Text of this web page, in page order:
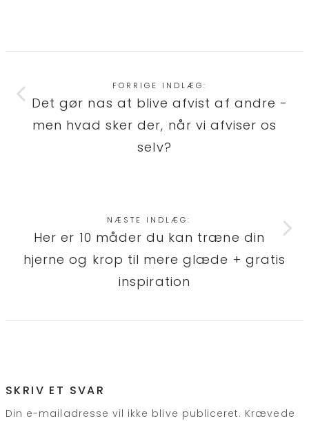
FORRIGE INDLÆG:
Det gør nas at blive afvist af andre -
men hvad sker der, når vi afviser os
selv?
NÆSTE INDLÆG:
Her er 10 måder du kan træne din
hjerne og krop til mere glæde + gratis
inspiration
SKRIV ET SVAR
Din e-mailadresse vil ikke blive publiceret. Krævede